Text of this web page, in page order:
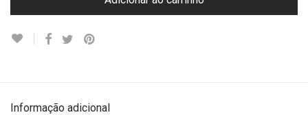
Informação adicional